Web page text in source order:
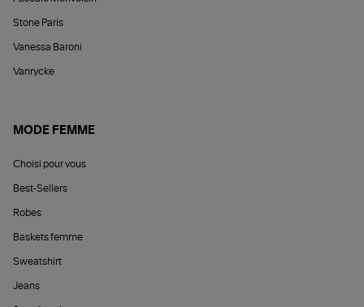
Stone Paris
Vanessa Baroni
Vanrycke
MODE FEMME
Choisi pour vous
Best-Sellers
Robes
Baskets femme
Sweatshirt
Jeans